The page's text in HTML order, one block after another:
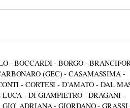
- BOCCARDI - BORGO -
(GEC) - CASAMASSIMA -
- CORTESI - D’AMATO - DAL
- DI GIAMPIETRO - DRAGANI -
ADRIANA - GIORDANO - GRASSI